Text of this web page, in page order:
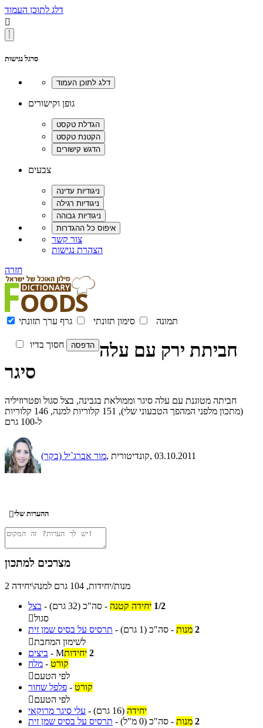
דלג לתוכן העמוד

סרגל נגישות
גופן וקישורים
צבעים
צור קשר
הצהרת נגישות
חזרה
תמונה סימון תזונתי גרף ערך תזונתי
חסוך בדיו
חביתת ירק עם עלה
סיגר
חביתה מטוגנת עם עלה סיגר וממולאת בגבינה, בצל סגול ופטרוזיליה
(מתכון מלפני המהפך הטבעוני שלי), 151 קלוריות למנה, 146 קלוריות
ל-100 גרם
מור אברג`יל (בקר) , קונדיטורית, 03.10.2011
ההערות שלי
מצרכים למתכון
2 מנות/יחידות, 104 גרם למנה\יחידה
בצל - 1/2 יחידה קטנה - סה"כ (32 גרם)
סגול
תרסיס על בסיס שמן זית - 2 מנות - סה"כ (1 גרם)
לשימון המחבת
ביצים - 2 יחידותM
מלח - קורט
לפי הטעם
פלפל שחור - קורט
לפי הטעם
עלי סיגר מרוקאי - יחידה (16 גרם)
תרסיס על בסיס שמן זית - 2 מנות - סה"כ (0 מ"ל)